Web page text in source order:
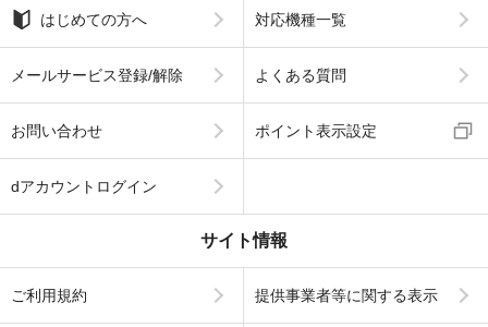
はじめての方へ 対応機種一覧
メールサービス登録/解除 よくある質問
お問い合わせ ポイント表示設定
dアカウントログイン
サイト情報
ご利用規約 提供事業者等に関する表示